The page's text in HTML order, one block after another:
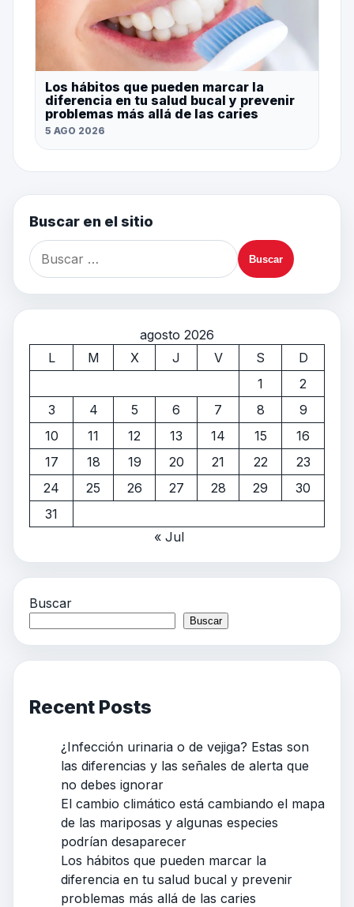
Los hábitos que pueden marcar la
diferencia en tu salud bucal y prevenir
problemas más allá de las caries
5 AGO 2026
Buscar en el sitio
agosto 2026
L
M X J V S
D
1
2
3
4 5 6 7 8
9
10
11 12 13 14 15
16
17
18 19 20 21 22
23
24
25 26 27 28 29
30
31
« Jul
Buscar
Buscar
Recent Posts
¿Infección urinaria o de vejiga? Estas son
las diferencias y las señales de alerta que
no debes ignorar
El cambio climático está cambiando el mapa
de las mariposas y algunas especies
podrían desaparecer
Los hábitos que pueden marcar la
diferencia en tu salud bucal y prevenir
problemas más allá de las caries